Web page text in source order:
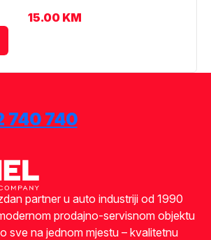
15.00 KM
740 740
partner u auto industriji od 1990
prodajno-servisnom objektu
sve na jednom mjestu – kvalitetnu